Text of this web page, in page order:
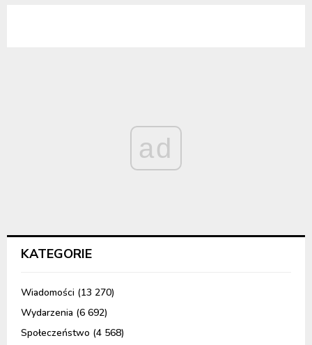
ad
KATEGORIE
Wiadomości (13 270)
Wydarzenia (6 692)
Społeczeństwo (4 568)